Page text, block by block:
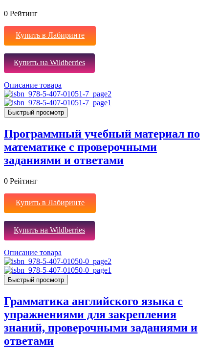
0 Рейтинг
Купить в Лабиринте
Купить на Wildberries
Описание товара
Быстрый просмотр
Программный учебный материал по
математике с проверочными
заданиями и ответами
0 Рейтинг
Купить в Лабиринте
Купить на Wildberries
Описание товара
Быстрый просмотр
Грамматика английского языка с
упражнениями для закрепления
знаний, проверочными заданиями и
ответами